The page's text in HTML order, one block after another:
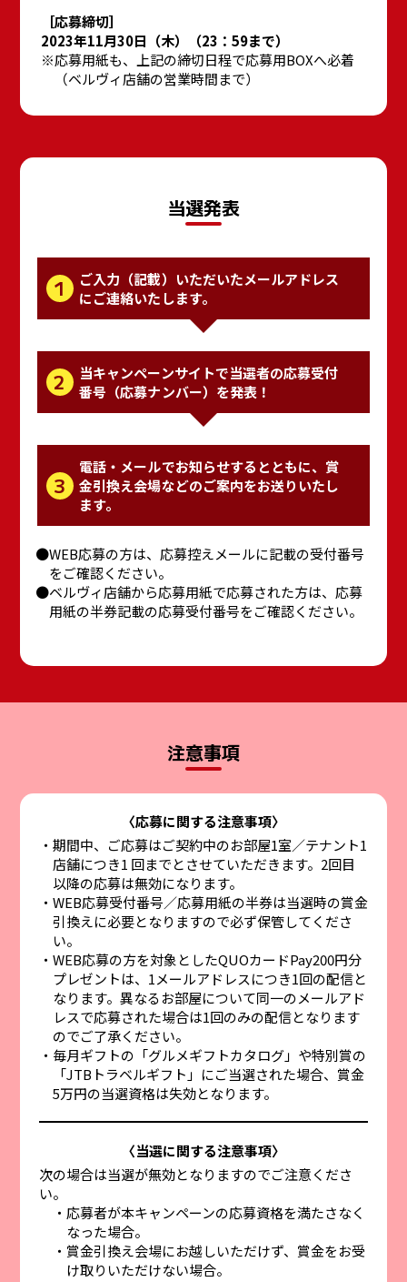
［応募締切］
2023年11月30日（木）（23：59まで）
応募用紙も、上記の締切日程で応募用BOXへ必着
（ベルヴィ店舗の営業時間まで）
当選発表
1
ご入力（記載）いただいたメールアドレス
にご連絡いたします。
2
当キャンペーンサイトで当選者の応募受付
番号（応募ナンバー）を発表！
3
電話・メールでお知らせするとともに、賞
金引換え会場などのご案内をお送りいたし
ます。
WEB応募の方は、応募控えメールに記載の受付番号
をご確認ください。
ベルヴィ店舗から応募用紙で応募された方は、応募
用紙の半券記載の応募受付番号をご確認ください。
注意事項
〈応募に関する注意事項〉
期間中、ご応募はご契約中のお部屋1室／テナント1
店舗につき1 回までとさせていただきます。2回目
以降の応募は無効になります。
WEB応募受付番号／応募用紙の半券は当選時の賞金
引換えに必要となりますので必ず保管してくださ
い。
WEB応募の方を対象としたQUOカードPay200円分
プレゼントは、1メールアドレスにつき1回の配信と
なります。異なるお部屋について同一のメールアド
レスで応募された場合は1回のみの配信となります
のでご了承ください。
毎月ギフトの「グルメギフトカタログ」や特別賞の
「JTBトラベルギフト」にご当選された場合、賞金
5万円の当選資格は失効となります。
〈当選に関する注意事項〉
次の場合は当選が無効となりますのでご注意くださ
い。
応募者が本キャンペーンの応募資格を満たさなく
なった場合。
賞金引換え会場にお越しいただけず、賞金をお受
け取りいただけない場合。